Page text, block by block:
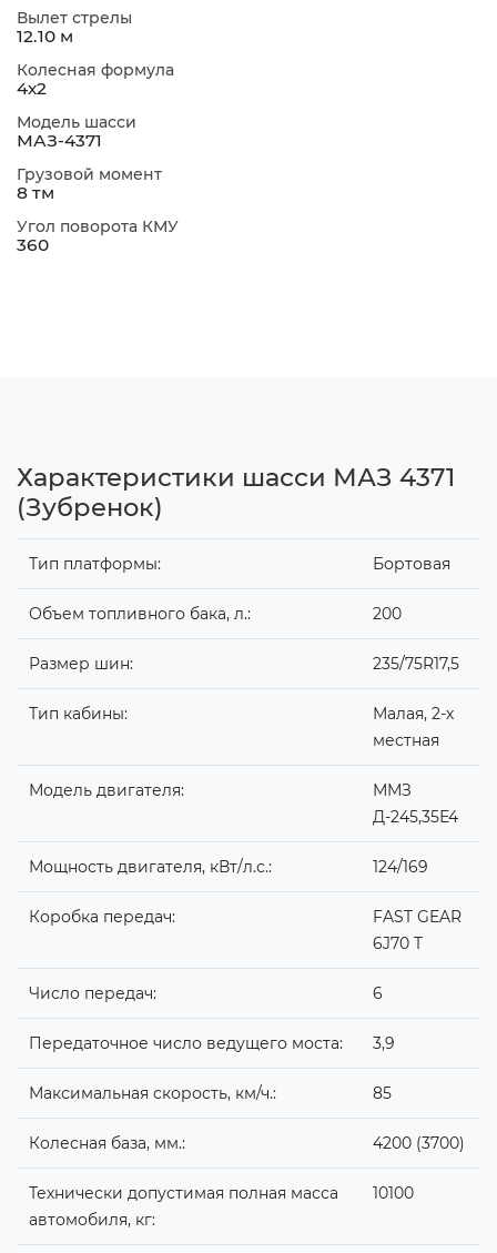
Вылет стрелы
12.10 м
Колесная формула
4х2
Модель шасси
МАЗ-4371
Грузовой момент
8 тм
Угол поворота КМУ
360
Характеристики шасси МАЗ 4371
(Зубренок)
Тип платформы: Бортовая
Объем топливного бака, л.: 200
Размер шин: 235/75R17,5
Тип кабины: Малая, 2-х
местная
Модель двигателя:
ММЗ
Д-245,35Е4
Мощность двигателя, кВт/л.с.: 124/169
Коробка передач:
FAST GEAR
6J70 T
Число передач: 6
Передаточное число ведущего моста: 3,9
Максимальная скорость, км/ч.: 85
Колесная база, мм.: 4200 (3700)
Технически допустимая полная масса
автомобиля, кг:
10100